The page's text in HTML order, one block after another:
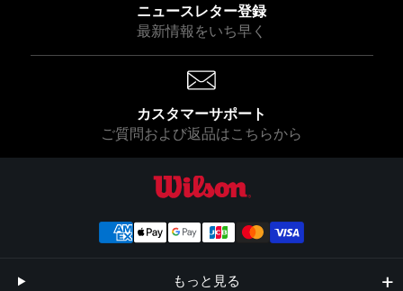
ニュースレター登録
最新情報をいち早く
カスタマーサポート
ご質問および返品はこちらから
もっと見る